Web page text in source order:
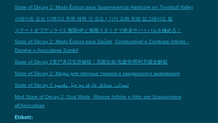
State of Decay 2: Mods Épicos para Supervivencia Hardcore en Trumbull Valley
스테이트 오브 디케이2 무한 체력 갓 모드 | 기지 강화 차량 업그레이드 팁
ステートオブディケイ2 無限HPと無限スタミナで終末サバイバルを極める！
State of Decay 2: Mods Épicos para Saúde, Combustível e Combate Infinito -
Domine o Apocalipse Zumbi!
State of Decay 2丧尸末日生存秘技｜无限生命/无疲劳/即时升级全解锁
State of Decay 2: Моды для эпичных трюков и хардкорного выживания
State of Decay 2 مودات: صحاتك خارقة مع حيل ملحمية!
Mod State of Decay 2: God Mode, Risorse Infinite e Altro per Sopravvivere
all'Apocalisse
Etikett: